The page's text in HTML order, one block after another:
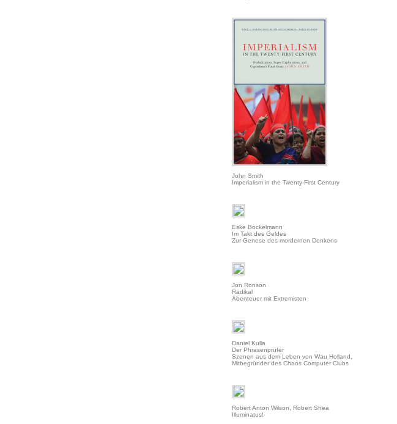
John Smith
Imperialism in the Twenty-First Century
Eske Bockelmann
Im Takt des Geldes
Zur Genese des mordernen Denkens
Jon Ronson
Radikal
Abenteuer mit Extremisten
Daniel Kulla
Der Phrasenprüfer
Szenen aus dem Leben von Wau Holland,
Mitbegründer des Chaos Computer Clubs
Robert Anton Wilson, Robert Shea
Illuminatus!